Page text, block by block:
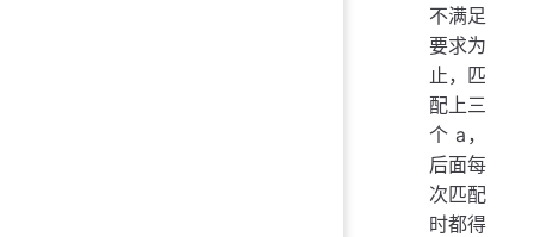
不满足
要求为
止，匹
配上三
个 a，
后面每
次匹配
时都得